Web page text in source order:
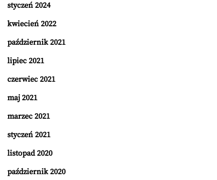
styczeń 2024
kwiecień 2022
październik 2021
lipiec 2021
czerwiec 2021
maj 2021
marzec 2021
styczeń 2021
listopad 2020
październik 2020